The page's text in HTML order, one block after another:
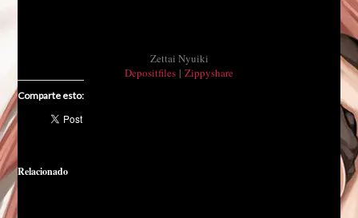
Zettai Nyuiki
Depositfiles | Zippyshare
Comparte esto:
Relacionado